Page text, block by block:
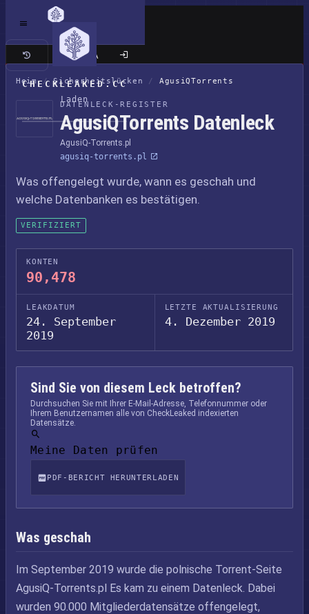
CHECKLEAKED.CC
Laden
Klassische Seite
Heim / Sicherheitslücken / AgusiQTorrents
DATENLECK-REGISTER
AgusiQTorrents Datenleck
AgusiQ-Torrents.pl
agusiq-torrents.pl
Was offengelegt wurde, wann es geschah und
welche Datenbanken es bestätigen.
VERIFIZIERT
KONTEN
90,478
LEAKDATUM
24. September
2019
LETZTE AKTUALISIERUNG
4. Dezember 2019
Sind Sie von diesem Leck betroffen?
Durchsuchen Sie mit Ihrer E-Mail-Adresse, Telefonnummer oder
Ihrem Benutzernamen alle von CheckLeaked indexierten
Datensätze.
Meine Daten prüfen
PDF-BERICHT HERUNTERLADEN
Was geschah
Im September 2019 wurde die polnische Torrent-Seite
AgusiQ-Torrents.pl Es kam zu einem Datenleck. Dabei
wurden 90.000 Mitgliederdatensätze offengelegt,